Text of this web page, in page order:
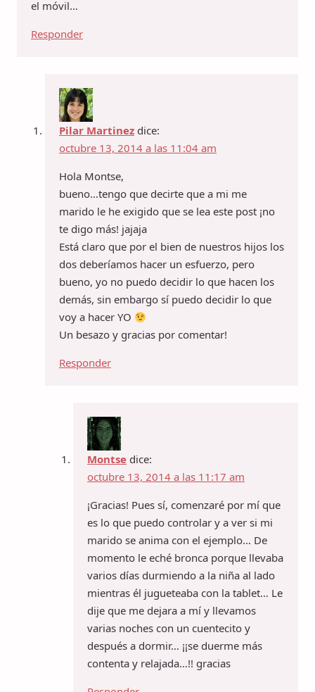
el móvil…
Responder
Pilar Martinez dice:
octubre 13, 2014 a las 11:04 am
Hola Montse,
bueno…tengo que decirte que a mi me
marido le he exigido que se lea este post ¡no
te digo más! jajaja
Está claro que por el bien de nuestros hijos los
dos deberíamos hacer un esfuerzo, pero
bueno, yo no puedo decidir lo que hacen los
demás, sin embargo sí puedo decidir lo que
voy a hacer YO
Un besazo y gracias por comentar!
Responder
Montse dice:
octubre 13, 2014 a las 11:17 am
¡Gracias! Pues sí, comenzaré por mí que
es lo que puedo controlar y a ver si mi
marido se anima con el ejemplo… De
momento le eché bronca porque llevaba
varios días durmiendo a la niña al lado
mientras él jugueteaba con la tablet… Le
dije que me dejara a mí y llevamos
varias noches con un cuentecito y
después a dormir… ¡¡se duerme más
contenta y relajada…!! gracias